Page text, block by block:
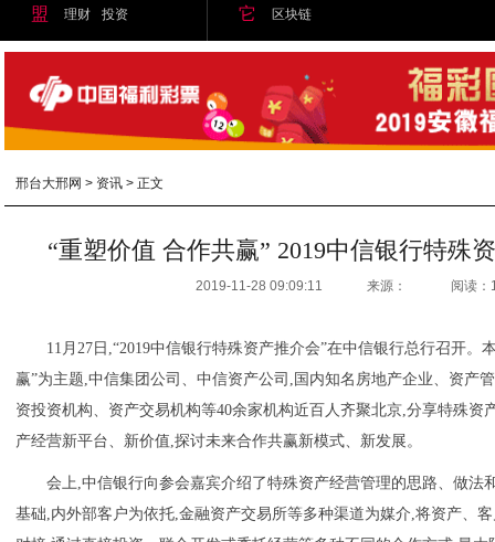
盟
理财
投资
它
区块链
邢台大邢网 > 资讯 > 正文
“重塑价值 合作共赢” 2019中信银行特殊
2019-11-28 09:09:11 来源： 阅读：
11月27日,“2019中信银行特殊资产推介会”在中信银行总行召开。
赢”为主题,中信集团公司、中信资产公司,国内知名房地产企业、资产
资投资机构、资产交易机构等40余家机构近百人齐聚北京,分享特殊资
产经营新平台、新价值,探讨未来合作共赢新模式、新发展。
会上,中信银行向参会嘉宾介绍了特殊资产经营管理的思路、做法
基础,内外部客户为依托,金融资产交易所等多种渠道为媒介,将资产、